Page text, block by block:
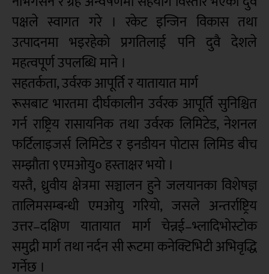
पक्षले स्वागत गरे । रकेट इन्जिन विकास तथा
उत्पादनमा भइरहेको प्रगतिलाई पनि दुवै देशले
महत्वपूर्ण उपलब्धि माने ।
सहतर्कता, उर्वरक आपूर्ति र यातायात मार्ग
रूसबाट भारतमा दीर्घकालीन उर्वरक आपूर्ति सुनिश्चित
गर्न राष्ट्रिय रासायनिक तथा उर्वरक लिमिटेड, नेशनल
फर्टिलाइजर्स लिमिटेड र इनडीयन पोटास लिमिड बीच
सम्झौता ९एमओयु० हस्ताक्षर भयो ।
यस्तै, ध्रुवीय क्षेत्रमा सञ्चालन हुने जलयानका विशेषज्ञ
तालिमसम्बन्धी एमओयु गरियो, जसले अन्तर्राष्ट्रिय
उत्तर–दक्षिण यातायात मार्ग चेन्नई–भ्लादिभोस्टोक
समुद्री मार्ग तथा नर्दन सी रूटमा कनेक्टिभिटी अभिवृद्धि
गर्नेछ ।